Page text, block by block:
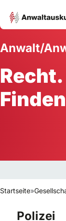
Anwalt/
Startseite»
Polizei